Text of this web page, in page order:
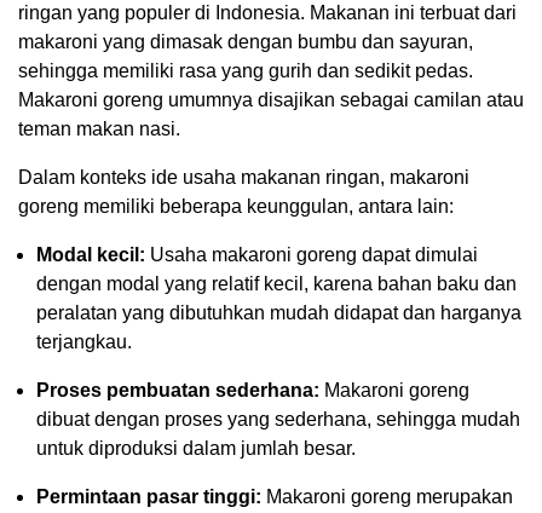
ringan yang populer di Indonesia. Makanan ini terbuat dari
makaroni yang dimasak dengan bumbu dan sayuran,
sehingga memiliki rasa yang gurih dan sedikit pedas.
Makaroni goreng umumnya disajikan sebagai camilan atau
teman makan nasi.
Dalam konteks ide usaha makanan ringan, makaroni
goreng memiliki beberapa keunggulan, antara lain:
Modal kecil: Usaha makaroni goreng dapat dimulai
dengan modal yang relatif kecil, karena bahan baku dan
peralatan yang dibutuhkan mudah didapat dan harganya
terjangkau.
Proses pembuatan sederhana: Makaroni goreng
dibuat dengan proses yang sederhana, sehingga mudah
untuk diproduksi dalam jumlah besar.
Permintaan pasar tinggi: Makaroni goreng merupakan